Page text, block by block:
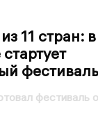
11 стран: в
фестиваль
фестиваль